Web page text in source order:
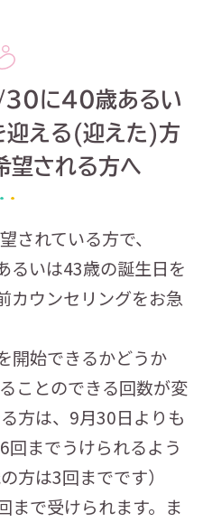
に40歳あるい
える(迎えた)方
望される方へ
されている方で、
いは43歳の誕生日を
カウンセリングをお急
開始できるかどうか
ことのできる回数が変
方は、9月30日よりも
回までうけられるよう
方は3回までです）
まで受けられます。ま